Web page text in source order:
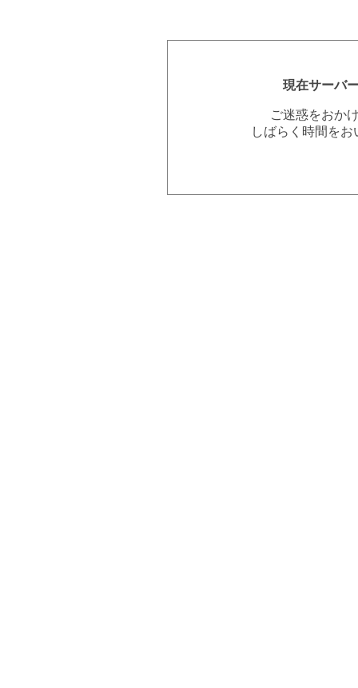
現在サーバ
ご迷惑をおか
しばらく時間を